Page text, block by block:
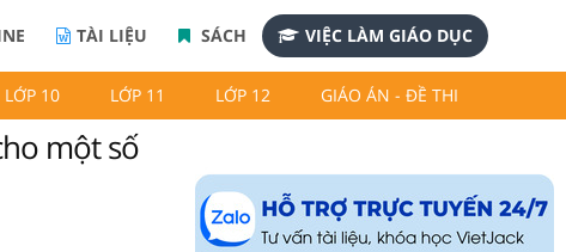
TÀI LIỆU SÁCH VIỆC LÀM GIÁO DỤC
LỚP 10 LỚP 11 LỚP 12 GIÁO ÁN - ĐỀ THI
một số